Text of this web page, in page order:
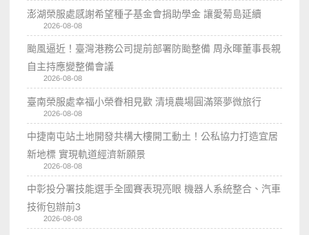
澎湖榮服處感謝希望種子基金會捐助學金 讓愛菊島延續
2026-08-08
颱風逼近！臺灣港務公司提前部署防颱整備 周永暉董事長親
自主持應變整備會議
2026-08-08
臺南榮服處幸福小榮眷相見歡 清境農場圓滿築夢微旅行
2026-08-08
中捷南屯站土地開發共構大樓開工動土！公私協力打造宜居
新地標 實現軌道經濟新願景
2026-08-08
中彰投分署技能選手全國賽表現亮眼 機器人系統整合、汽車
技術包辦前3
2026-08-08